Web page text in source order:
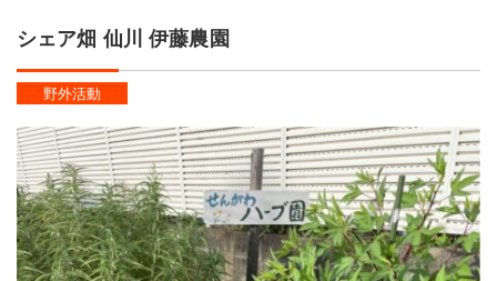
わ
せ
シェア畑 仙川 伊藤農園
野外活動